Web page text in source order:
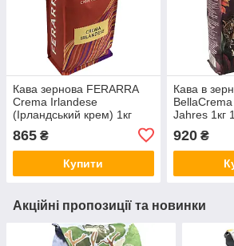
Кава зернова FERARRA
Crema Irlandese
(Ірландський крем) 1кг
865 ₴
Купити
Кава в
Jahres 1кг
920₴
Акційні пропозиції та новинки